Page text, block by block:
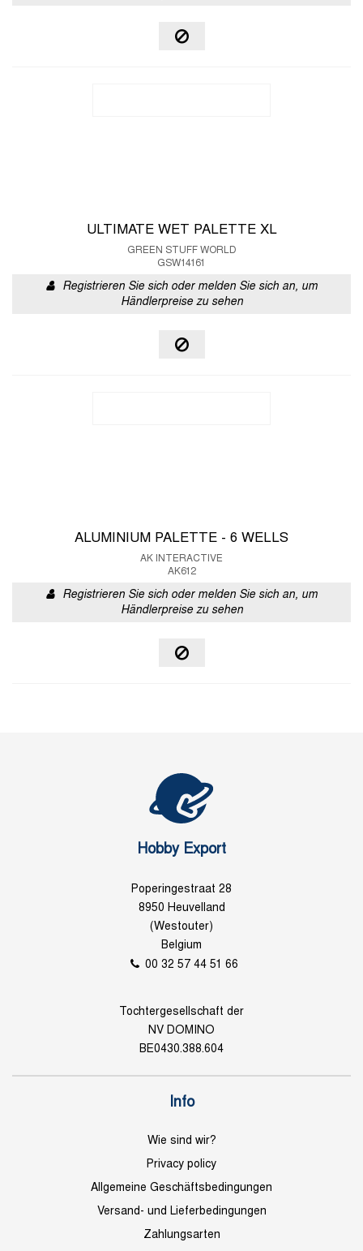
ULTIMATE WET PALETTE XL
GREEN STUFF WORLD
GSW14161
Registrieren Sie sich oder melden Sie sich an, um
Händlerpreise zu sehen
ALUMINIUM PALETTE - 6 WELLS
AK INTERACTIVE
AK612
Registrieren Sie sich oder melden Sie sich an, um
Händlerpreise zu sehen
Hobby Export
Poperingestraat 28
8950 Heuvelland
(Westouter)
Belgium
00 32 57 44 51 66
Tochtergesellschaft der
NV DOMINO
BE0430.388.604
Info
Wie sind wir?
Privacy policy
Allgemeine Geschäftsbedingungen
Versand- und Lieferbedingungen
Zahlungsarten